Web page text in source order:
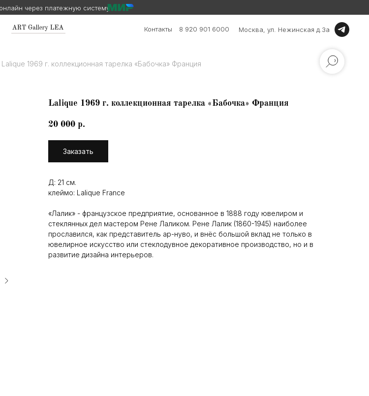
через платежную систему
Контакты 8 920 901 6000 Москва, ул. Нежинская д.3а
Lalique 1969 г. коллекционная тарелка «Бабочка» Франция
Lalique 1969 г. коллекционная тарелка «Бабочка» Франция
20 000 р.
Заказать
Д: 21 см.
клеймо: Lalique France
«Лалик» - французское предприятие, основанное в 1888 году ювелиром и
стеклянных дел мастером Рене Лаликом. Рене Лалик (1860-1945) наиболее
прославился, как представитель ар-нуво, и внёс большой вклад не только в
ювелирное искусство или стеклодувное декоративное производство, но и в
развитие дизайна интерьеров.